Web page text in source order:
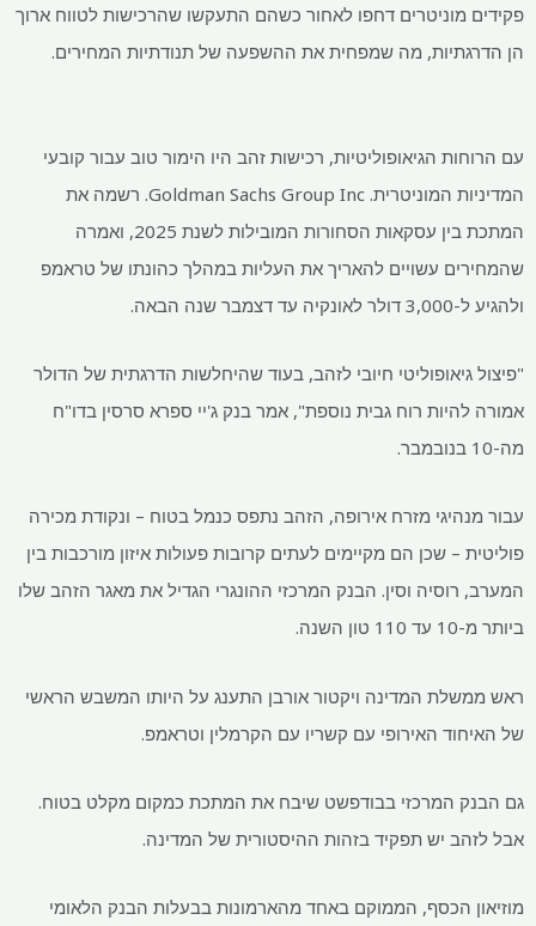
פקידים מוניטרים דחפו לאחור כשהם התעקשו שהרכישות לטווח ארוך
הן הדרגתיות, מה שמפחית את ההשפעה של תנודתיות המחירים.
עם הרוחות הגיאופוליטיות, רכישות זהב היו הימור טוב עבור קובעי
המדיניות המוניטרית. Goldman Sachs Group Inc. רשמה את
המתכת בין עסקאות הסחורות המובילות לשנת 2025, ואמרה
שהמחירים עשויים להאריך את העליות במהלך כהונתו של טראמפ
ולהגיע ל-3,000 דולר לאונקיה עד דצמבר שנה הבאה.
"פיצול גיאופוליטי חיובי לזהב, בעוד שהיחלשות הדרגתית של הדולר
אמורה להיות רוח גבית נוספת", אמר בנק ג'יי ספרא סרסין בדו"ח
מה-10 בנובמבר.
עבור מנהיגי מזרח אירופה, הזהב נתפס כנמל בטוח – ונקודת מכירה
פוליטית – שכן הם מקיימים לעתים קרובות פעולות איזון מורכבות בין
המערב, רוסיה וסין. הבנק המרכזי ההונגרי הגדיל את מאגר הזהב שלו
ביותר מ-10 עד 110 טון השנה.
ראש ממשלת המדינה ויקטור אורבן התענג על היותו המשבש הראשי
של האיחוד האירופי עם קשריו עם הקרמלין וטראמפ.
גם הבנק המרכזי בבודפשט שיבח את המתכת כמקום מקלט בטוח.
אבל לזהב יש תפקיד בזהות ההיסטורית של המדינה.
מוזיאון הכסף, הממוקם באחד מהארמונות בבעלות הבנק הלאומי